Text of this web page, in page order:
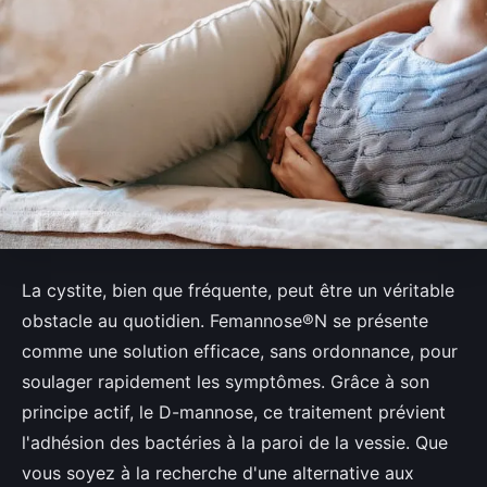
La cystite, bien que fréquente, peut être un véritable
obstacle au quotidien. Femannose®N se présente
comme une solution efficace, sans ordonnance, pour
soulager rapidement les symptômes. Grâce à son
principe actif, le D-mannose, ce traitement prévient
l'adhésion des bactéries à la paroi de la vessie. Que
vous soyez à la recherche d'une alternative aux